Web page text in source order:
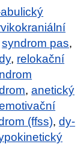
syndrom pas,
, relokační
,anetický
(ffss),dy-